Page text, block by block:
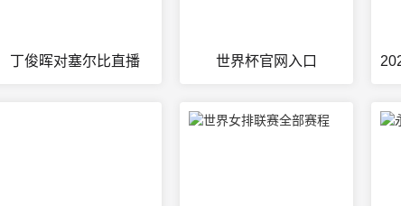
丁俊晖对塞尔比直播 世界杯官网入口